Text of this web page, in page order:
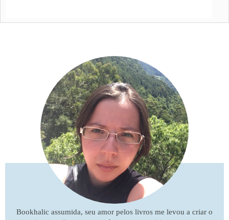
Bookhalic assumida, seu amor pelos livros me levou a criar o